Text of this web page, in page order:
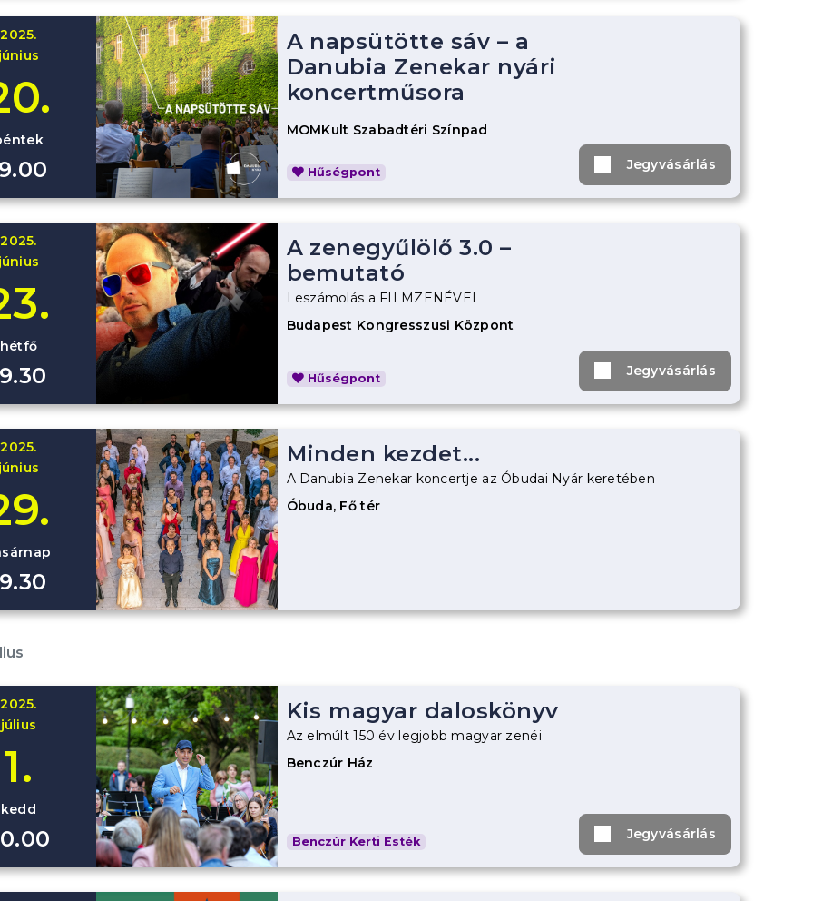
2025.
A napsütötte sáv – a
Danubia Zenekar nyári
koncertműsora
MOMKult Szabadtéri Színpad
Hűségpont Jegyvásárlás
2025.
hétfő
A zenegyűlölő 3.0 –
bemutató
Leszámolás a FILMZENÉVEL
Budapest Kongresszusi Központ
Hűségpont Jegyvásárlás
2025.
Minden kezdet...
A Danubia Zenekar koncertje az Óbudai Nyár keretében
Óbuda, Fő tér
2025.
július
1.
kedd
Kis magyar daloskönyv
Az elmúlt 150 év legjobb magyar zenéi
Benczúr Ház
Benczúr Kerti Esték Jegyvásárlás